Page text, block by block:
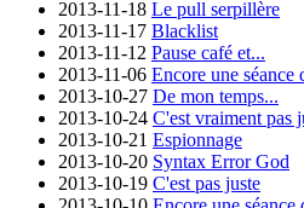
2013-11-18 Le pull serpillère
2013-11-17 Blacklist
2013-11-12 Pause café et...
2013-11-06 Encore une séance
2013-10-27 De mon temps...
2013-10-24 C'est vraiment pas
2013-10-21 Espionnage
2013-10-20 Syntax Error God
2013-10-19 C'est pas juste